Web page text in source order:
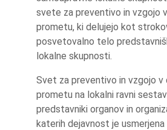
svete za preventivo in vzgojo
prometu, ki delujejo kot
posvetovalno telo
lokalne skupnosti.
Svet za preventivo in vzgojo v
prometu na lokalni ravni
predstavniki organov in
katerih dejavnost je